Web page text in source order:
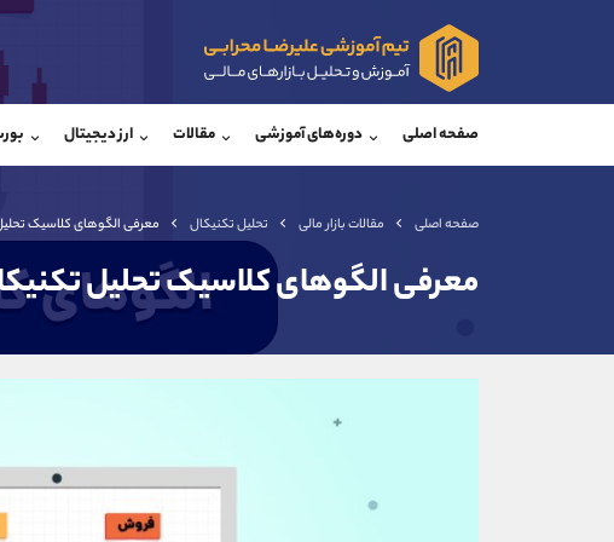
صفحه اصلی دوره‌های آموزشی مقالات ارز دیجیتال
صفحه اصلی مقالات بازار مالی تحلیل تکنیکال معرفی الگوهای کلاسیک
معرفی الگوهای کلاسیک تحلیل
@Armteam_admin_104
104 داخلی
تلفن